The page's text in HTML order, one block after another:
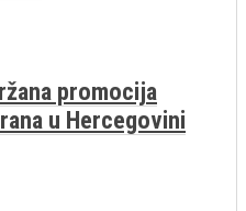
promocija
u Hercegovini